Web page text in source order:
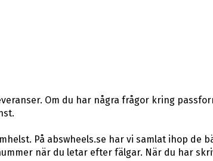
Om du har några frågor kring
På abswheels.se har vi samlat ihop de
när du letar efter fälgar. När du har